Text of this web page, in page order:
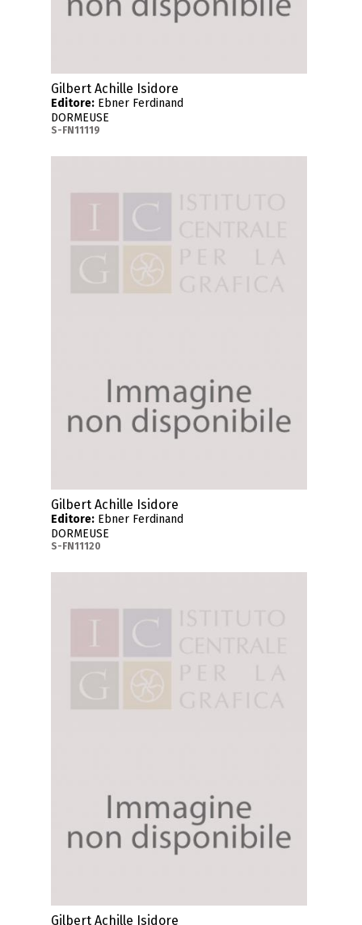
Gilbert Achille Isidore
Editore: Ebner Ferdinand
DORMEUSE
S-FN11119
Gilbert Achille Isidore
Editore: Ebner Ferdinand
DORMEUSE
S-FN11120
Gilbert Achille Isidore